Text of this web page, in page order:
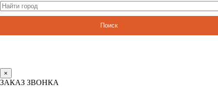
Поиск
×
ЗАКАЗ ЗВОНКА